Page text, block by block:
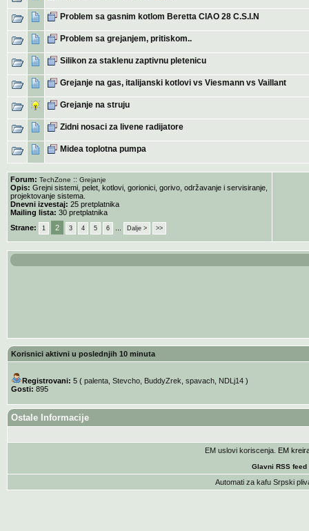
Problem sa gasnim kotlom Beretta CIAO 28 C.S.I.N
Problem sa grejanjem, pritiskom..
Silikon za staklenu zaptivnu pletenicu
Grejanje na gas, italijanski kotlovi vs Viesmann vs Vaillant
Grejanje na struju
Zidni nosaci za livene radijatore
Midea toplotna pumpa
Forum: TechZone :: Grejanje
Opis: Grejni sistemi, pelet, kotlovi, gorionici, gorivo, održavanje i servisiranje,
projektovanje sistema.
Dnevni izvestaj: 25 pretplatnika
Mailing lista: 30 pretplatnika
Strane:
1 2 3 4 5 6 Dalje > >>
Korisnici aktivni u poslednjih 10 minuta
Registrovani: 5 ( palenta, Stevcho, BuddyZrek, spavach, NDLj14)
Gosti: 895
Ostale Informacije
EM uslovi koriscenja . EM
Glavni RSS feed
Automati za kafu Srpski